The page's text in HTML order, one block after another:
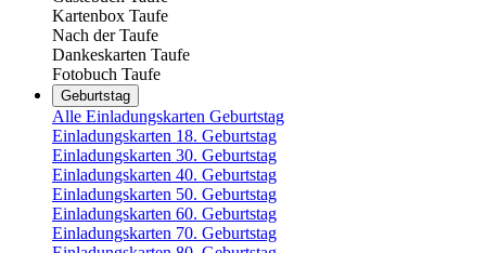
Kartenbox Taufe
Nach der Taufe
Dankeskarten Taufe
Fotobuch Taufe
Geburtstag
Alle Einladungskarten Geburtstag
Einladungskarten 18. Geburtstag
Einladungskarten 30. Geburtstag
Einladungskarten 40. Geburtstag
Einladungskarten 50. Geburtstag
Einladungskarten 60. Geburtstag
Einladungskarten 70. Geburtstag